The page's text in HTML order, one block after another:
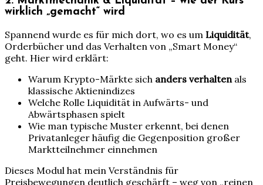
wirklich „gemacht“ wird
Spannend wurde es für mich dort, wo es um Liquidität,
Orderbücher und das Verhalten von „Smart Money“
geht. Hier wird erklärt:
Warum Krypto-Märkte sich anders verhalten als
klassische Aktienindizes
Welche Rolle Liquidität in Aufwärts- und
Abwärtsphasen spielt
Wie man typische Muster erkennt, bei denen
Privatanleger häufig die Gegenposition großer
Marktteilnehmer einnehmen
Dieses Modul hat mein Verständnis für
Preisbewegungen deutlich geschärft – weg von „reinen